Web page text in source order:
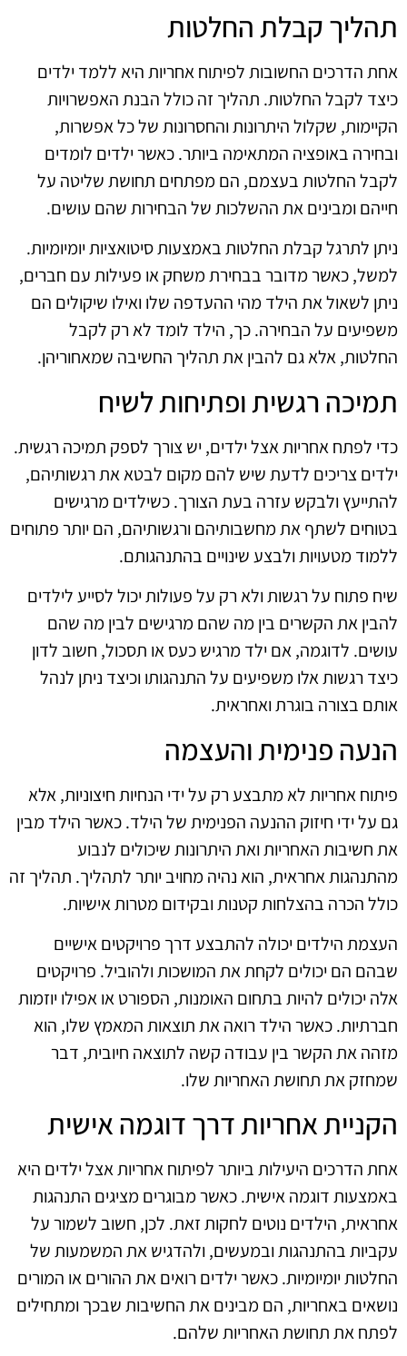
תהליך קבלת החלטות
אחת הדרכים החשובות לפיתוח אחריות היא ללמד ילדים
כיצד לקבל החלטות. תהליך זה כולל הבנת האפשרויות
הקיימות, שקלול היתרונות והחסרונות של כל אפשרות,
ובחירה באופציה המתאימה ביותר. כאשר ילדים לומדים
לקבל החלטות בעצמם, הם מפתחים תחושת שליטה על
חייהם ומבינים את ההשלכות של הבחירות שהם עושים.
ניתן לתרגל קבלת החלטות באמצעות סיטואציות יומיומיות.
למשל, כאשר מדובר בבחירת משחק או פעילות עם חברים,
ניתן לשאול את הילד מהי ההעדפה שלו ואילו שיקולים הם
משפיעים על הבחירה. כך, הילד לומד לא רק לקבל
החלטות, אלא גם להבין את תהליך החשיבה שמאחוריהן.
תמיכה רגשית ופתיחות לשיח
כדי לפתח אחריות אצל ילדים, יש צורך לספק תמיכה רגשית.
ילדים צריכים לדעת שיש להם מקום לבטא את רגשותיהם,
להתייעץ ולבקש עזרה בעת הצורך. כשילדים מרגישים
בטוחים לשתף את מחשבותיהם ורגשותיהם, הם יותר פתוחים
ללמוד מטעויות ולבצע שינויים בהתנהגותם.
שיח פתוח על רגשות ולא רק על פעולות יכול לסייע לילדים
להבין את הקשרים בין מה שהם מרגישים לבין מה שהם
עושים. לדוגמה, אם ילד מרגיש כעס או תסכול, חשוב לדון
כיצד רגשות אלו משפיעים על התנהגותו וכיצד ניתן לנהל
אותם בצורה בוגרת ואחראית.
הנעה פנימית והעצמה
פיתוח אחריות לא מתבצע רק על ידי הנחיות חיצוניות, אלא
גם על ידי חיזוק ההנעה הפנימית של הילד. כאשר הילד מבין
את חשיבות האחריות ואת היתרונות שיכולים לנבוע
מהתנהגות אחראית, הוא נהיה מחויב יותר לתהליך. תהליך זה
כולל הכרה בהצלחות קטנות ובקידום מטרות אישיות.
העצמת הילדים יכולה להתבצע דרך פרויקטים אישיים
שבהם הם יכולים לקחת את המושכות ולהוביל. פרויקטים
אלה יכולים להיות בתחום האומנות, הספורט או אפילו יוזמות
חברתיות. כאשר הילד רואה את תוצאות המאמץ שלו, הוא
מזהה את הקשר בין עבודה קשה לתוצאה חיובית, דבר
שמחזק את תחושת האחריות שלו.
הקניית אחריות דרך דוגמה אישית
אחת הדרכים היעילות ביותר לפיתוח אחריות אצל ילדים היא
באמצעות דוגמה אישית. כאשר מבוגרים מציגים התנהגות
אחראית, הילדים נוטים לחקות זאת. לכן, חשוב לשמור על
עקביות בהתנהגות ובמעשים, ולהדגיש את המשמעות של
החלטות יומיומיות. כאשר ילדים רואים את ההורים או המורים
נושאים באחריות, הם מבינים את החשיבות שבכך ומתחילים
לפתח את תחושת האחריות שלהם.